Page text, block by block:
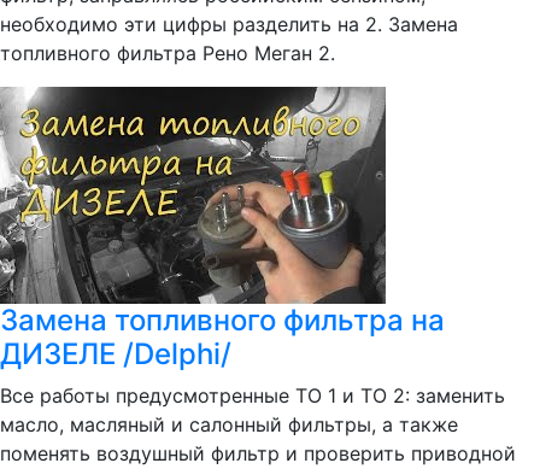
необходимо эти цифры разделить на 2. Замена
топливного фильтра Рено Меган 2.
Замена топливного фильтра на
ДИЗЕЛЕ /Delphi/
Все работы предусмотренные ТО 1 и ТО 2: заменить
масло, масляный и салонный фильтры, а также
поменять воздушный фильтр и проверить приводной